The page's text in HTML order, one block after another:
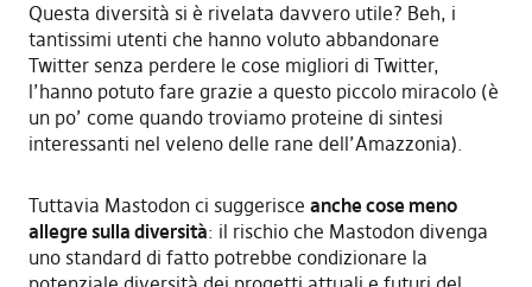
Questa diversità si è rivelata davvero utile? Beh, i
tantissimi utenti che hanno voluto abbandonare
Twitter senza perdere le cose migliori di Twitter,
l’hanno potuto fare grazie a questo piccolo miracolo (è
un po’ come quando troviamo proteine di sintesi
interessanti nel veleno delle rane dell’Amazzonia).
Tuttavia Mastodon ci suggerisce anche cose meno
allegre sulla diversità: il rischio che Mastodon divenga
uno standard di fatto potrebbe condizionare la